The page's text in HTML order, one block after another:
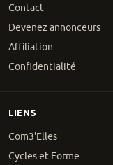
Contact
Devenez annonceurs
Affiliation
Confidentialité
LIENS
Com3'Elles
Cycles et Forme